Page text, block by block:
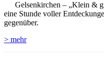
Gelsenkirchen – „Klein &
eine Stunde voller
gegenüber.
> mehr